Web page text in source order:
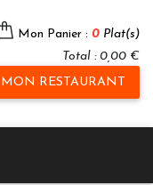
Mon Panier : 0 Plat(s)
Total : 0,00 €
RESTAURANT